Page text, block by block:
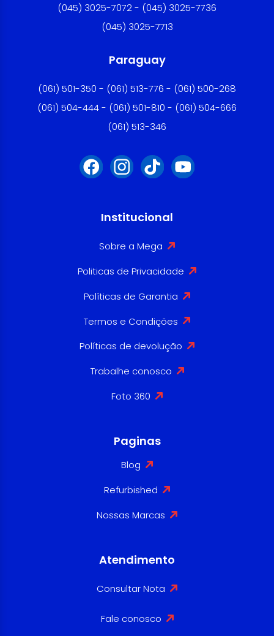
(045) 3025-7072 - (045) 3025-7736
(045) 3025-7713
Paraguay
(061) 501-350 - (061) 513-776 - (061) 500-268
(061) 504-444 - (061) 501-810 - (061) 504-666
(061) 513-346
Institucional
Sobre a Mega
Politicas de Privacidade
Políticas de Garantia
Termos e Condições
Políticas de devolução
Trabalhe conosco
Foto 360
Paginas
Blog
Refurbished
Nossas Marcas
Atendimento
Consultar Nota
Fale conosco